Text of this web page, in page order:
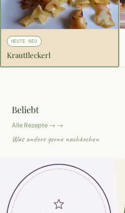
Challenges
Wusstest du?
Glossar
HEUTE NEU
Krautfleckerl
Beliebt
Alle Rezepte → →
Was andere gerne nachkochen